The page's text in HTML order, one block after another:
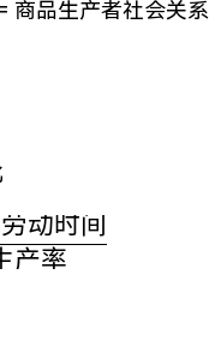
商品生产者社会关系
= k\frac{社会
产率
动时间